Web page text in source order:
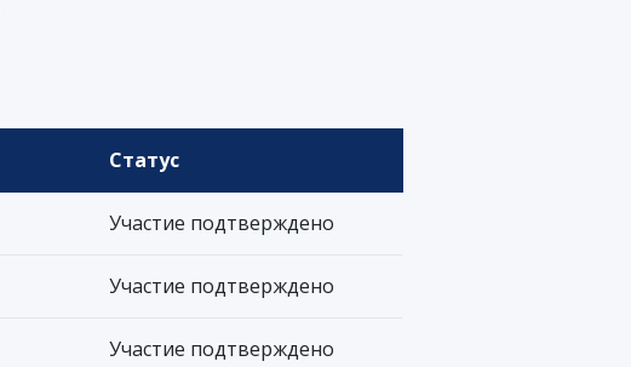
Статус
Участие подтверждено
Участие подтверждено
Участие подтверждено